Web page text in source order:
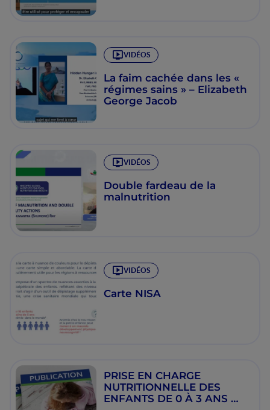
carences en
micronutrimentsnté
publique telles que les
carences en
micronutriments
VIDÉOS
La faim cachée dans les «
régimes sains » – Elizabeth
George Jacob
VIDÉOS
Double fardeau de la
malnutrition
VIDÉOS
Carte NISA
PRISE EN CHARGE
NUTRITIONNELLE DES
ENFANTS DE 0 À 3 ANS